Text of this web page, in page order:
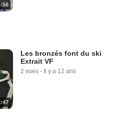
Les bronzés font du ski
Extrait VF
2 vues - Il y a 12 ans